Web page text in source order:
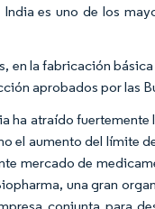
es uno de los
en la fabricación
aprobados por las
ha atraído
aumento del límite
mercado de
una gran